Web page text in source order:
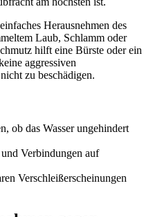
Herausnehmen des
Laub, Schlamm oder
hilft eine Bürste oder ein
aggressiven
zu beschädigen.
ob das Wasser ungehindert
Verbindungen auf
Verschleißerscheinungen